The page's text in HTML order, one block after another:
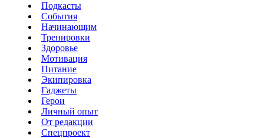
Подкасты
События
Начинающим
Тренировки
Здоровье
Мотивация
Питание
Экипировка
Гаджеты
Герои
Личный опыт
От редакции
Спецпроект